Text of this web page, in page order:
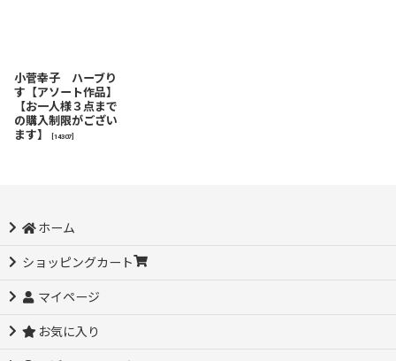
小菅幸子 ハーブり
す【アソート作品】
【お一人様３点まで
の購入制限がござい
ます】
14307
ホーム
ショッピングカート
マイページ
お気に入り